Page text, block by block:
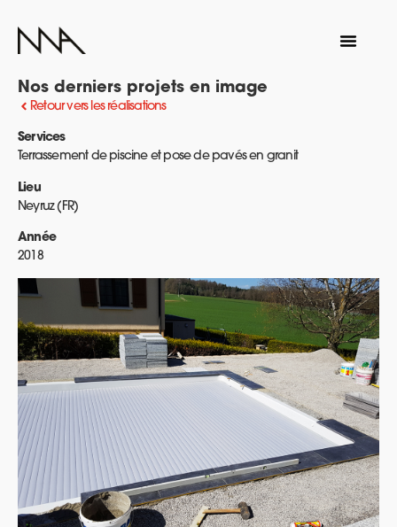
Nos derniers projets en image
Retour vers les réalisations
Services
Terrassement de piscine et pose de pavés en granit
Lieu
Neyruz (FR)
Année
2018